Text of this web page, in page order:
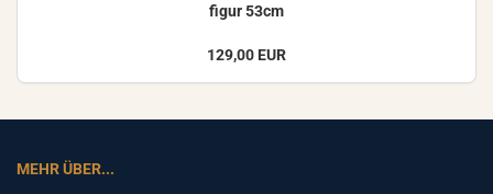
fi­gur 53cm
129,00 EUR
MEHR ÜBER...